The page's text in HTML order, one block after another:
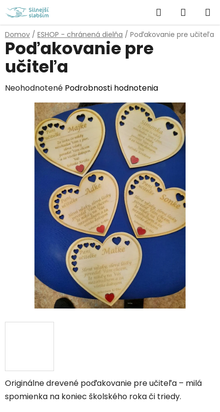
Prejsť
na
obsah
Hľadať
KOŠÍK
Domov / ESHOP - chránená dielňa / Poďakovanie pre učiteľa
Originálne drevené poďakovanie pre učiteľa – milá
spomienka na koniec školského roka či triedy.
Poďakovanie pre
učiteľa
Priemerné
hodnotenie
produktu
Neohodnotené Podrobnosti hodnotenia